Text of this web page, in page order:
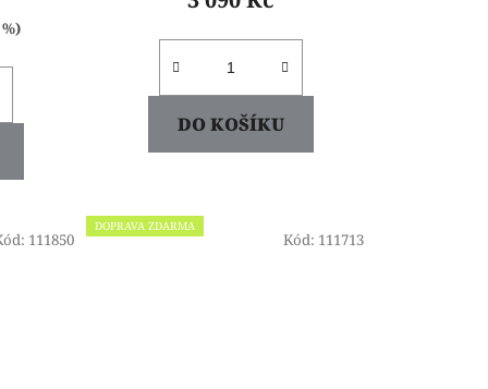
DO KOŠÍKU
111850
DOPRAVA ZDARMA
Kód: 111713